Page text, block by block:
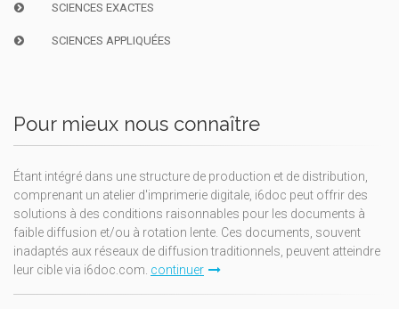
SCIENCES EXACTES
SCIENCES APPLIQUÉES
Pour mieux nous connaître
Étant intégré dans une structure de production et de distribution,
comprenant un atelier d'imprimerie digitale, i6doc peut offrir des
solutions à des conditions raisonnables pour les documents à
faible diffusion et/ou à rotation lente. Ces documents, souvent
inadaptés aux réseaux de diffusion traditionnels, peuvent atteindre
leur cible via i6doc.com. continuer